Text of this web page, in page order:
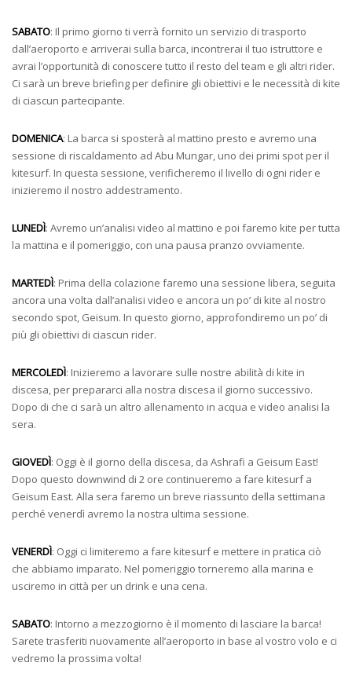
SABATO: Il primo giorno ti verrà fornito un servizio di trasporto
dall’aeroporto e arriverai sulla barca, incontrerai il tuo istruttore e
avrai l’opportunità di conoscere tutto il resto del team e gli altri rider.
Ci sarà un breve briefing per definire gli obiettivi e le necessità di kite
di ciascun partecipante.
DOMENICA: La barca si sposterà al mattino presto e avremo una
sessione di riscaldamento ad Abu Mungar, uno dei primi spot per il
kitesurf. In questa sessione, verificheremo il livello di ogni rider e
inizieremo il nostro addestramento.
LUNEDÌ: Avremo un’analisi video al mattino e poi faremo kite per tutta
la mattina e il pomeriggio, con una pausa pranzo ovviamente.
MARTEDÌ: Prima della colazione faremo una sessione libera, seguita
ancora una volta dall’analisi video e ancora un po’ di kite al nostro
secondo spot, Geisum. In questo giorno, approfondiremo un po’ di
più gli obiettivi di ciascun rider.
MERCOLEDÌ: Inizieremo a lavorare sulle nostre abilità di kite in
discesa, per prepararci alla nostra discesa il giorno successivo.
Dopo di che ci sarà un altro allenamento in acqua e video analisi la
sera.
GIOVEDÌ: Oggi è il giorno della discesa, da Ashrafi a Geisum East!
Dopo questo downwind di 2 ore continueremo a fare kitesurf a
Geisum East. Alla sera faremo un breve riassunto della settimana
perché venerdì avremo la nostra ultima sessione.
VENERDÌ: Oggi ci limiteremo a fare kitesurf e mettere in pratica ciò
che abbiamo imparato. Nel pomeriggio torneremo alla marina e
usciremo in città per un drink e una cena.
SABATO: Intorno a mezzogiorno è il momento di lasciare la barca!
Sarete trasferiti nuovamente all’aeroporto in base al vostro volo e ci
vedremo la prossima volta!